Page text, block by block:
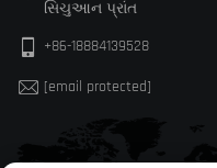
સિચુઆન પ્રાંત
+86-18884139528
[email protected]